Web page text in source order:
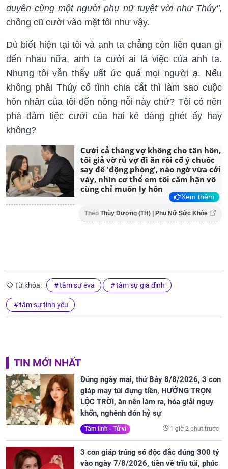
duyên cùng một người phụ nữ tuyệt vời như Thúy",
chồng cũ cười vào mặt tôi như vậy.
Dù biết hiện tại tôi và anh ta chẳng còn liên quan gì
đến nhau nữa, anh ta cưới ai là việc của anh ta.
Nhưng tôi vẫn thấy uất ức quá mọi người ạ. Nếu
không phải Thúy cố tình chia cắt thì làm sao cuộc
hôn nhân của tôi đến nông nỗi này chứ? Tôi có nên
phá đám tiệc cưới của hai kẻ đáng ghét ấy hay
không?
Cưới cả tháng vợ không cho tân hôn,
tôi giả vờ rủ vợ đi ăn rồi cố ý chuốc
say để 'động phòng', nào ngờ vừa cởi
váy, nhìn cơ thể em tôi căm hận vô
cùng chỉ muốn ly hôn
Xem thêm
Theo Thùy Dương (TH) | Phụ Nữ Sức Khỏe
Từ khóa: tâm sự eva tâm sự gia đình
tâm sự tình yêu
TIN MỚI NHẤT
Đúng ngày mai, thứ Bảy 8/8/2026, 3 con
giáp may túi đựng tiền, HƯỞNG TRỌN
LỘC TRỜI, ăn nên làm ra, hóa giải nguy
khốn, nghênh đón hỷ sự
Tâm linh - Tử vi 1 giờ 2 phút trước
3 con giáp trúng số độc đắc đúng 300 tỷ
vào ngày 7/8/2026, tiền về trĩu túi, phúc